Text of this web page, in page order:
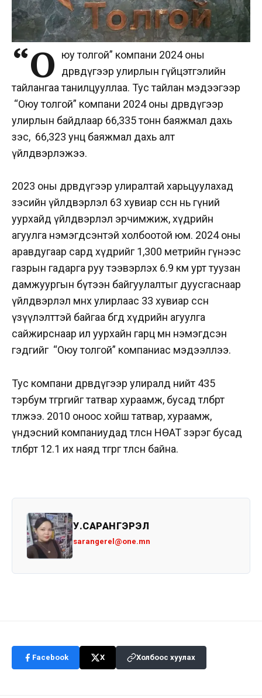
“О
юу толгой” компани 2024 оны
дөрөвдүгээр улирлын гүйцэтгэлийн
тайлангаа танилцууллаа. Тус тайлан мэдээгээр
“Оюу толгой” компани 2024 оны дөрөвдүгээр
улирлын байдлаар 66,335 тонн баяжмал дахь
зэс, 66,323 унц баяжмал дахь алт
үйлдвэрлэжээ.
2023 оны дөрөвдүгээр улиралтай харьцуулахад
зэсийн үйлдвэрлэл 63 хувиар өссөн нь гүний
уурхайд үйлдвэрлэл эрчимжиж, хүдрийн
агуулга нэмэгдсэнтэй холбоотой юм. 2024 оны
аравдугаар сард хүдрийг 1,300 метрийн гүнээс
газрын гадарга руу тээвэрлэх 6.9 км урт туузан
дамжуургын бүтээн байгуулалтыг дуусгаснаар
үйлдвэрлэл өмнөх улирлаас 33 хувиар өссөн
үзүүлэлттэй байгаа бөгөөд хүдрийн агуулга
сайжирснаар ил уурхайн гарц мөн нэмэгдсэн
гэдгийг “Оюу толгой” компаниас мэдээллээ.
Тус компани дөрөвдүгээр улиралд нийт 435
тэрбум төгрөгийг татвар хураамж, бусад төлбөрт
төлжээ. 2010 оноос хойш татвар, хураамж,
үндэсний компаниудад төлсөн НӨАТ зэрэг бусад
төлбөрт 12.1 их наяд төгрөг төлсөн байна.
У.САРАНГЭРЭЛ
sarangerel@one.mn
Facebook X Холбоос хуулах